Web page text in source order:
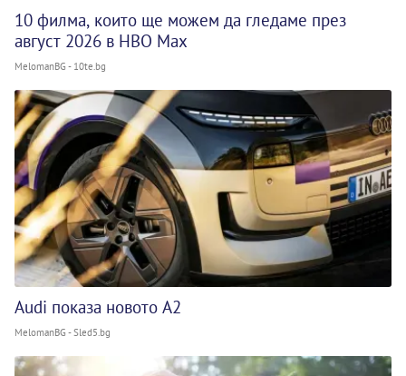
10 филма, които ще можем да гледаме през
август 2026 в HBO Max
MelomanBG - 10te.bg
Audi показа новото A2
MelomanBG - Sled5.bg